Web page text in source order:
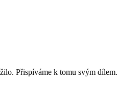
Přispíváme k tomu svým